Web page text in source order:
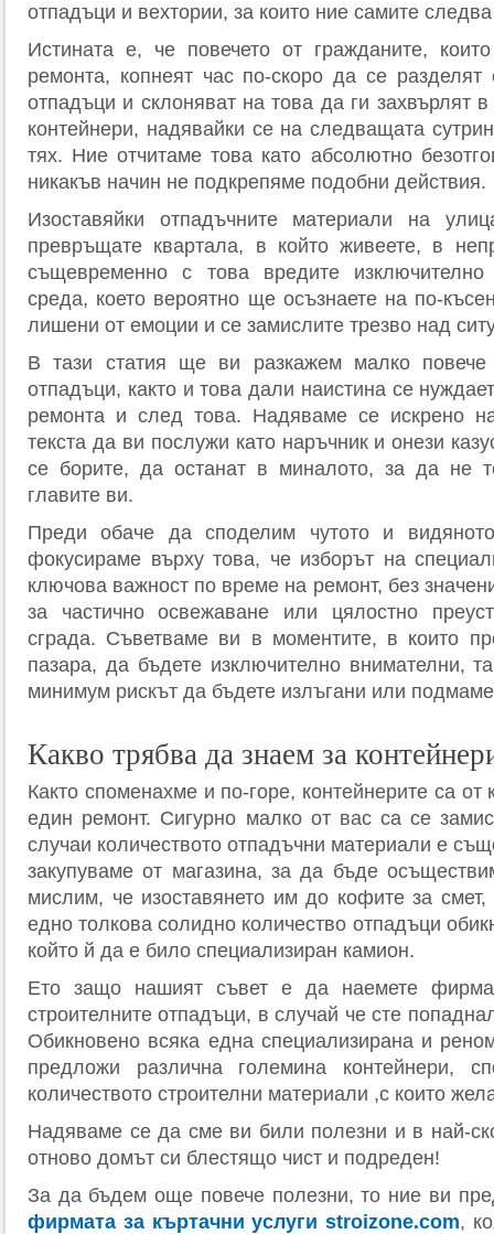
отпадъци и вехтории, за които ние самите
Истината е, че повечето от гражданите,
ремонта, копнеят час по-скоро да се
отпадъци и склоняват на това да ги захвърлят
контейнери, надявайки се на следващата
тях. Ние отчитаме това като абсолютно
никакъв начин не подкрепяме подобни действия.
Изоставяйки отпадъчните материали на
превръщате квартала, в който живеете, в
същевременно с това вредите
среда, което вероятно ще осъзнаете на по-
лишени от емоции и се замислите трезво над
В тази статия ще ви разкажем малко повече
отпадъци, както и това дали наистина се
ремонта и след това. Надяваме се искрено
текста да ви послужи като наръчник и онези
се борите, да останат в миналото, за да не
главите ви.
Преди обаче да споделим чутото и
фокусираме върху това, че изборът на
ключова важност по време на ремонт, без
за частично освежаване или цялостно
сграда. Съветваме ви в моментите, в които
пазара, да бъдете изключително внимателни,
минимум рискът да бъдете излъгани или
Какво трябва да знаем за
Както споменахме и по-горе, контейнерите са
един ремонт. Сигурно малко от вас са се
случаи количеството отпадъчни материали е
закупуваме от магазина, за да бъде
мислим, че изоставянето им до кофите за
едно толкова солидно количество отпадъци
който й да е било специализиран камион.
Ето защо нашият съвет е да наемете фирма
строителните отпадъци, в случай че сте
Обикновено всяка една специализирана и
предложи различна големина контейнери,
количеството строителни материали ,с които
Надяваме се да сме ви били полезни и в най-
отново домът си блестящо чист и подреден!
За да бъдем още повече полезни, то ние ви
фирмата за къртачни услуги stroizone.com,